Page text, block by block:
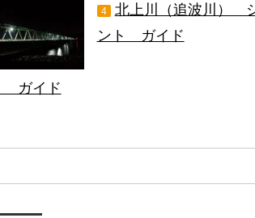
4
北上川（追波川）
ント ガイド
ガイド